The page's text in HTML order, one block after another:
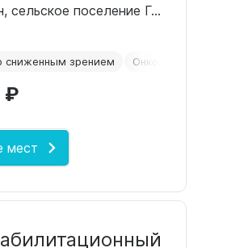
Московская область, Раменский р-н, сельское поселение Ганусовское, посёлок Ганусово, 101
сниженным зрением Онкология
мест
₽